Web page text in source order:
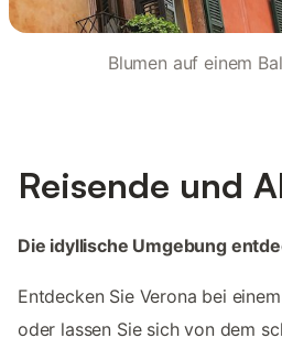
Blumen auf einem
Reisende und
Die idyllische Umgebung
Entdecken Sie Verona bei
oder lassen Sie sich von dem